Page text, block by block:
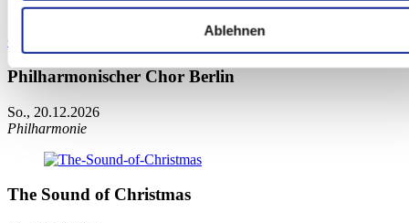
Ablehnen
© Sedlar&Wolff
Philharmonischer Chor Berlin
So., 20.12.2026
Philharmonie
The Sound of Christmas